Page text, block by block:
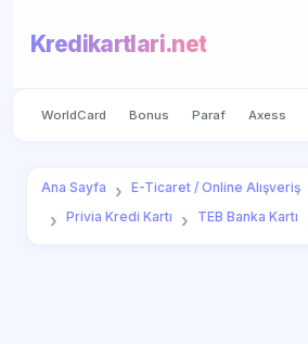
Kredikartlari.net
WorldCard Bonus Paraf Axess
Ana Sayfa E-Ticaret / Online Alışveriş
Privia Kredi Kartı
TEB Banka Kartı